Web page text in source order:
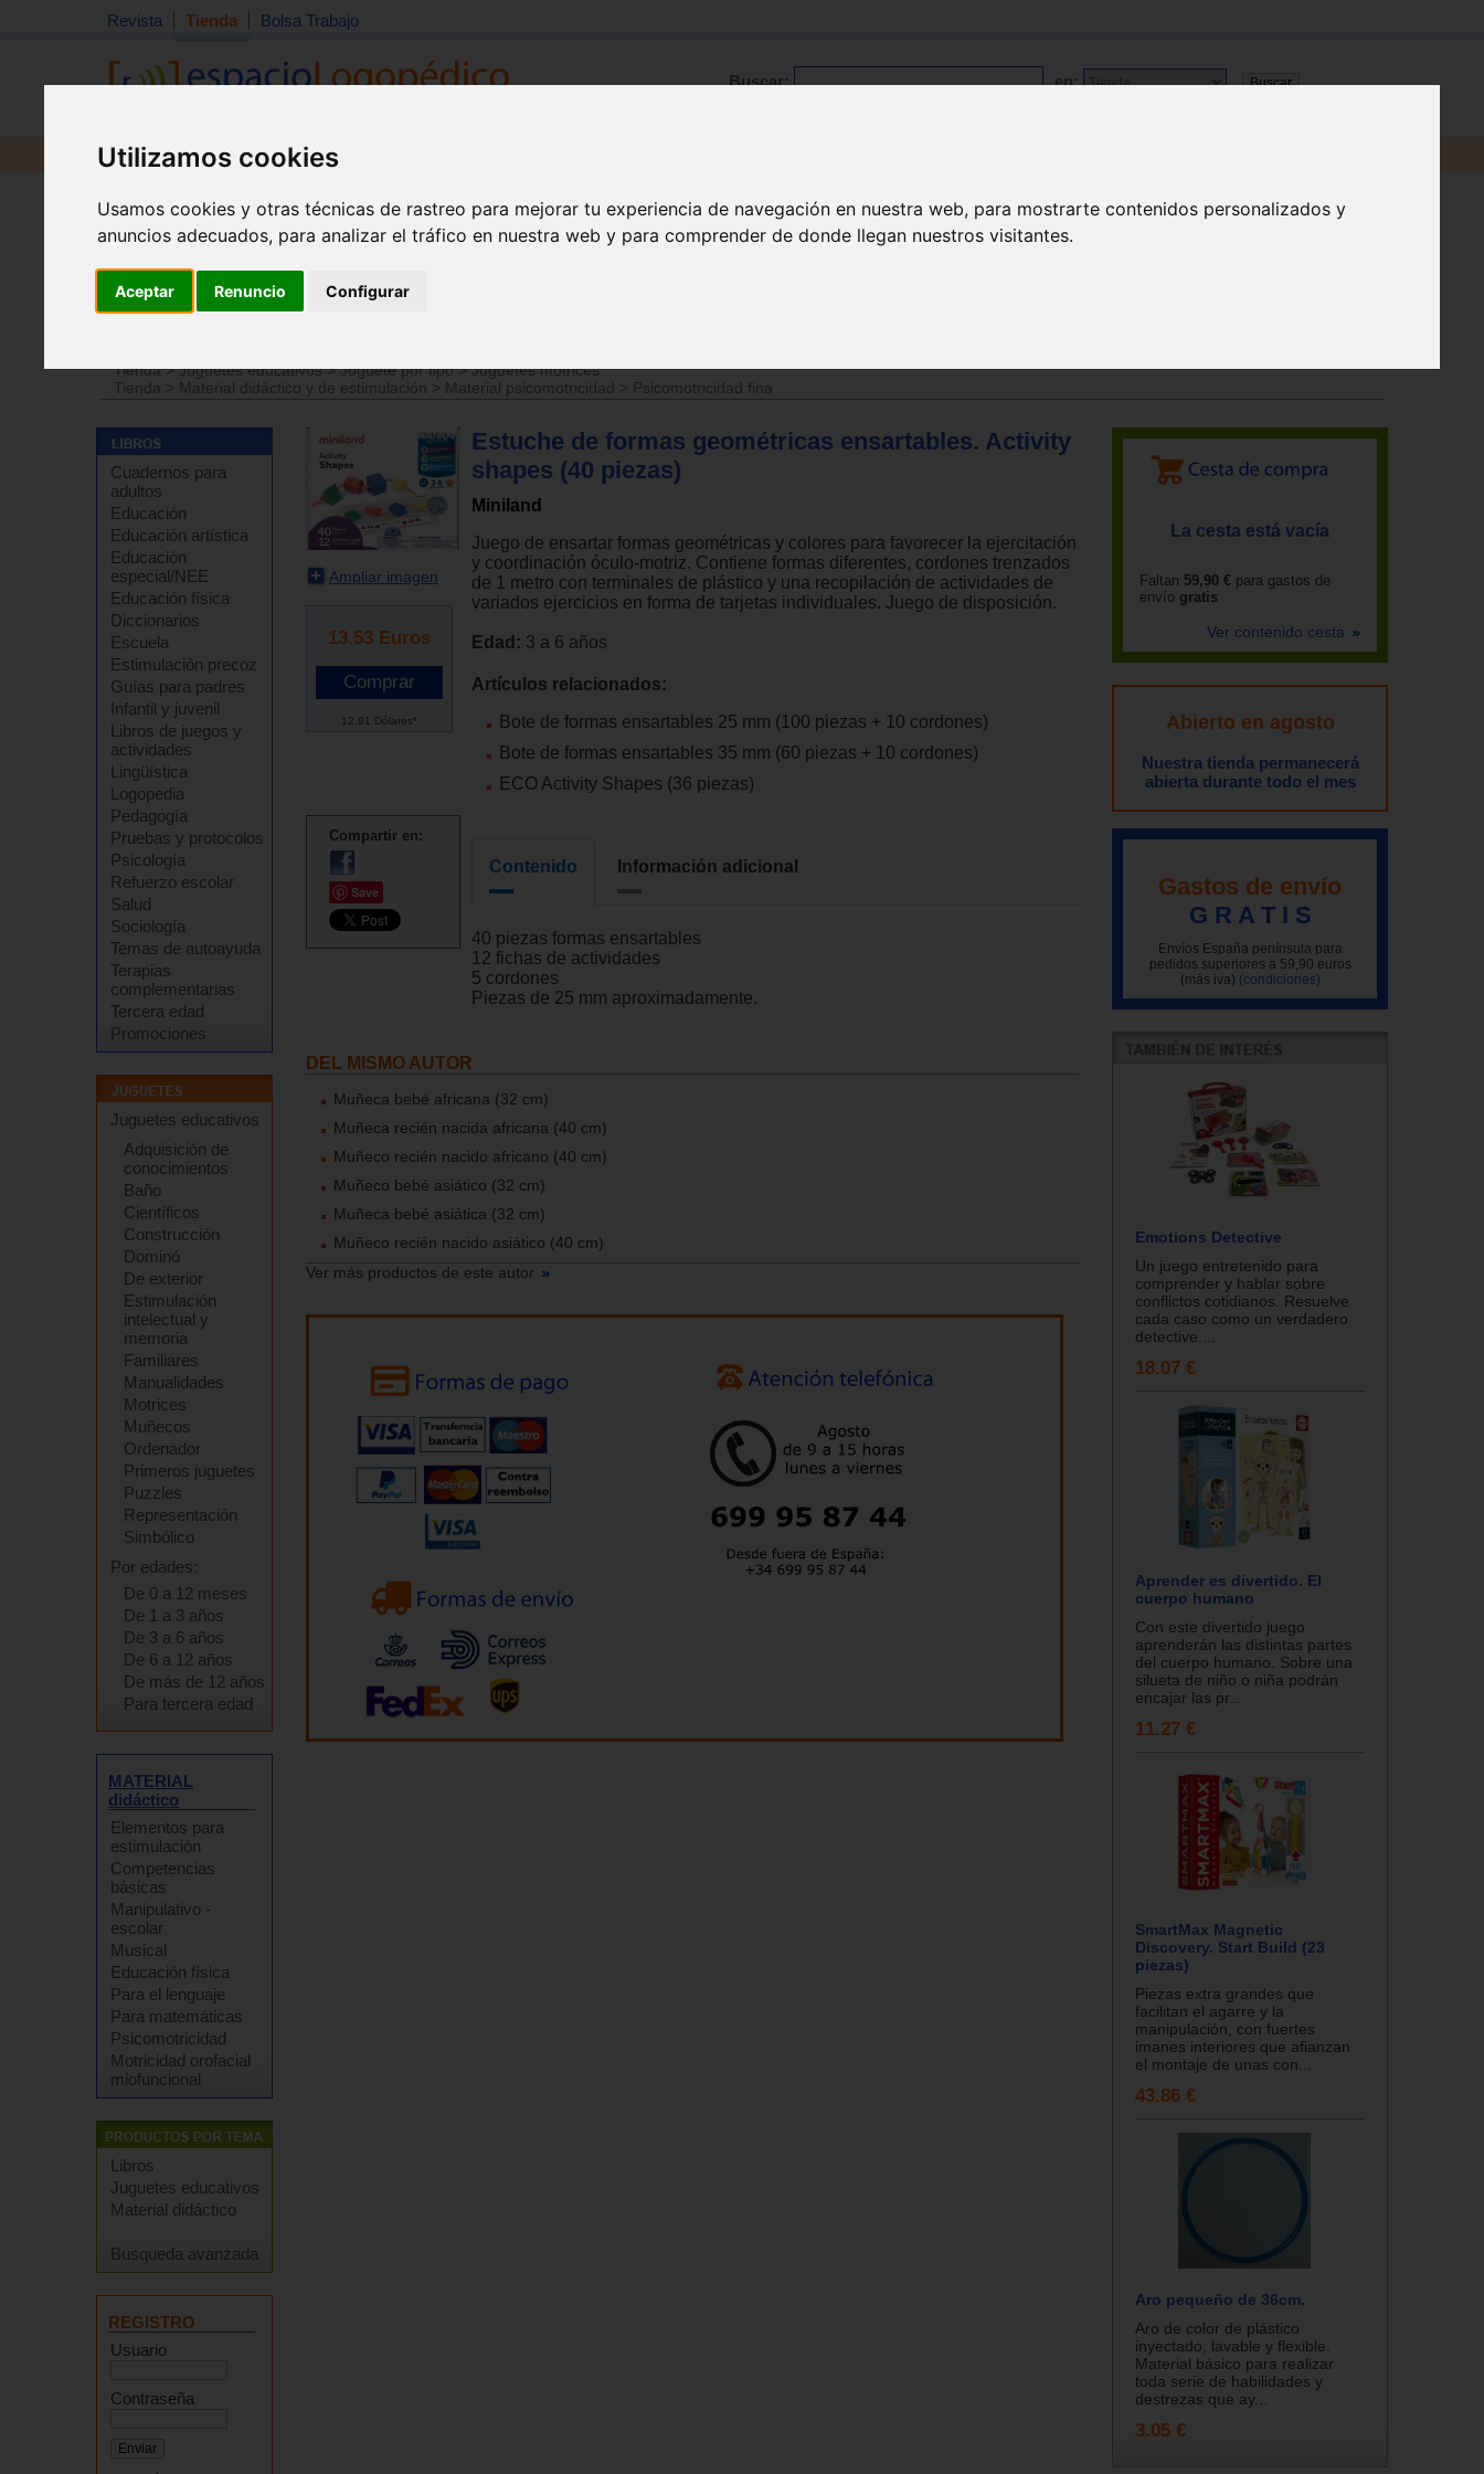
Utilizamos cookies
Usamos cookies y otras técnicas de rastreo para mejorar tu experiencia de navegación en nuestra web, para mostrarte contenidos personalizados y
anuncios adecuados, para analizar el tráfico en nuestra web y para comprender de donde llegan nuestros visitantes.
Aceptar Renuncio Configurar
Revista Tienda Bolsa Trabajo
Buscar: en:
Revista Libros Material
Tienda>Juguetes educativos>Juguete por tipo>Juguetes motrices
Tienda
> Material didáctico y de estimulación > Material psicomotricidad > Psicomotricidad fina
Cuadernos para
adultos
Educación
Educación artística
Educación
especial/NEE
Educación física
Diccionarios
Escuela
Estimulación precoz
Guías para padres
Infantil y juvenil
Libros de juegos y
actividades
Lingüística
Logopedia
Pedagogía
Pruebas y protocolos
Psicología
Refuerzo escolar
Salud
Sociología
Temas de autoayuda
Terapias
complementarias
Tercera edad
Promociones
Juguetes educativos
Adquisición de
conocimientos
Baño
Científicos
Construcción
Dominó
De exterior
Estimulación
intelectual y
memoria
Familiares
Manualidades
Motrices
Muñecos
Ordenador
Primeros juguetes
Puzzles
Representación
Simbólico
Por edades:
De 0 a 12 meses
De 1 a 3 años
De 3 a 6 años
De 6 a 12 años
De más de 12 años
Para tercera edad
MATERIAL
didáctico
Elementos para
estimulación
Competencias
básicas
Manipulativo -
escolar
Musical
Educación física
Para el lenguaje
Para matemáticas
Psicomotricidad
Motricidad orofacial
miofuncional
Libros
Juguetes educativos
Material didáctico
Busqueda avanzada
REGISTRO
Usuario
Contraseña
Ampliar imagen
13.53 Euros
12.91 Dólares*
Compartir en:
Save
Estuche de formas geométricas ensartables. Activity
shapes (40 piezas)
Miniland
Juego de ensartar formas geométricas y colores para favorecer la ejercitación
y coordinación óculo-motriz. Contiene formas diferentes, cordones trenzados
de 1 metro con terminales de plástico y una recopilación de actividades de
variados ejercicios en forma de tarjetas individuales. Juego de disposición.
Edad: 3 a 6 años
Artículos relacionados:
Bote de formas ensartables 25 mm (100 piezas + 10 cordones)
Bote de formas ensartables 35 mm (60 piezas + 10 cordones)
ECO Activity Shapes (36 piezas)
Contenido Información adicional
40 piezas formas ensartables
12 fichas de actividades
5 cordones
Piezas de 25 mm aproximadamente.
DEL MISMO AUTOR
Muñeca bebé africana (32 cm)
Muñeca recién nacida africana (40 cm)
Muñeco recién nacido africano (40 cm)
Muñeco bebé asiático (32 cm)
Muñeca bebé asiática (32 cm)
Muñeco recién nacido asiático (40 cm)
Ver más productos de este autor
La cesta está vacía
Faltan 59,90 € para gastos de
envío gratis
Ver contenido cesta
Abierto en agosto
Nuestra tienda permanecerá
abierta durante todo el mes
Gastos de envío
G R A T I S
Envíos España península para
pedidos superiores a 59,90 euros
(más iva) (condiciones)
Emotions Detective
Un juego entretenido para
comprender y hablar sobre
conflictos cotidianos. Resuelve
cada caso como un verdadero
detective....
18.07 €
Aprender es divertido. El
cuerpo humano
Con este divertido juego
aprenderán las distintas partes
del cuerpo humano. Sobre una
silueta de niño o niña podrán
encajar las pr...
11.27 €
SmartMax Magnetic
Discovery. Start Build (23
piezas)
Piezas extra grandes que
facilitan el agarre y la
manipulación, con fuertes
imanes interiores que afianzan
el montaje de unas con...
43.86 €
Aro pequeño de 36cm.
Aro de color de plástico
inyectado, lavable y flexible.
Material básico para realizar
toda serie de habilidades y
destrezas que ay...
3.05 €